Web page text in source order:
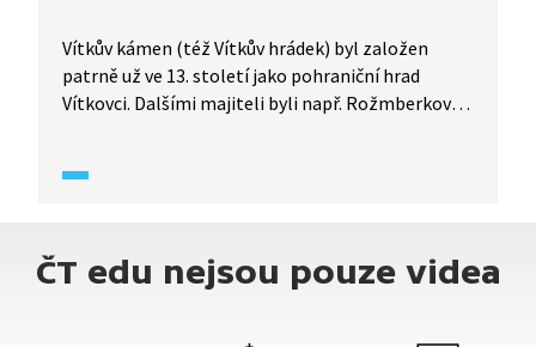
Vítkův kámen (též Vítkův hrádek) byl založen
patrně už ve 13. století jako pohraniční hrad
Vítkovci. Dalšími majiteli byli např. Rožmberkové
o památku stará občanské sdružení a slouží
ČT edu nejsou pouze videa